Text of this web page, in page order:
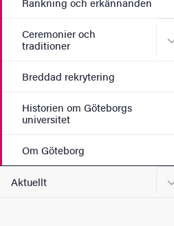
Ceremonier och
traditioner
Breddad rekrytering
Historien om Göteborgs
universitet
Om Göteborg
Aktuellt